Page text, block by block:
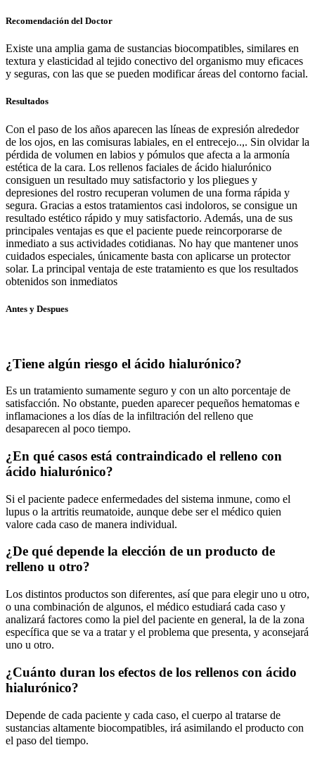
Recomendación del Doctor
Existe una amplia gama de sustancias biocompatibles, similares en
textura y elasticidad al tejido conectivo del organismo muy eficaces
y seguras, con las que se pueden modificar áreas del contorno facial.
Resultados
Con el paso de los años aparecen las líneas de expresión alrededor
de los ojos, en las comisuras labiales, en el entrecejo..,. Sin olvidar la
pérdida de volumen en labios y pómulos que afecta a la armonía
estética de la cara. Los rellenos faciales de ácido hialurónico
consiguen un resultado muy satisfactorio y los pliegues y
depresiones del rostro recuperan volumen de una forma rápida y
segura. Gracias a estos tratamientos casi indoloros, se consigue un
resultado estético rápido y muy satisfactorio. Además, una de sus
principales ventajas es que el paciente puede reincorporarse de
inmediato a sus actividades cotidianas. No hay que mantener unos
cuidados especiales, únicamente basta con aplicarse un protector
solar. La principal ventaja de este tratamiento es que los resultados
obtenidos son inmediatos
Antes y Despues
¿Tiene algún riesgo el ácido hialurónico?
Es un tratamiento sumamente seguro y con un alto porcentaje de
satisfacción. No obstante, pueden aparecer pequeños hematomas e
inflamaciones a los días de la infiltración del relleno que
desaparecen al poco tiempo.
¿En qué casos está contraindicado el relleno con
ácido hialurónico?
Si el paciente padece enfermedades del sistema inmune, como el
lupus o la artritis reumatoide, aunque debe ser el médico quien
valore cada caso de manera individual.
¿De qué depende la elección de un producto de
relleno u otro?
Los distintos productos son diferentes, así que para elegir uno u otro,
o una combinación de algunos, el médico estudiará cada caso y
analizará factores como la piel del paciente en general, la de la zona
específica que se va a tratar y el problema que presenta, y aconsejará
uno u otro.
¿Cuánto duran los efectos de los rellenos con ácido
hialurónico?
Depende de cada paciente y cada caso, el cuerpo al tratarse de
sustancias altamente biocompatibles, irá asimilando el producto con
el paso del tiempo.